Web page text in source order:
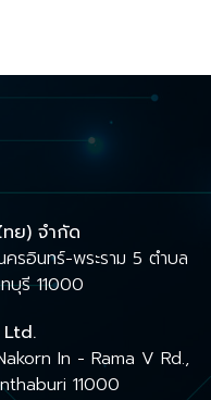
ทย) จำกัด
รอินทร์-พระราม 5 ตำบล
บุรี 11000
In - Rama V Rd.,
11000